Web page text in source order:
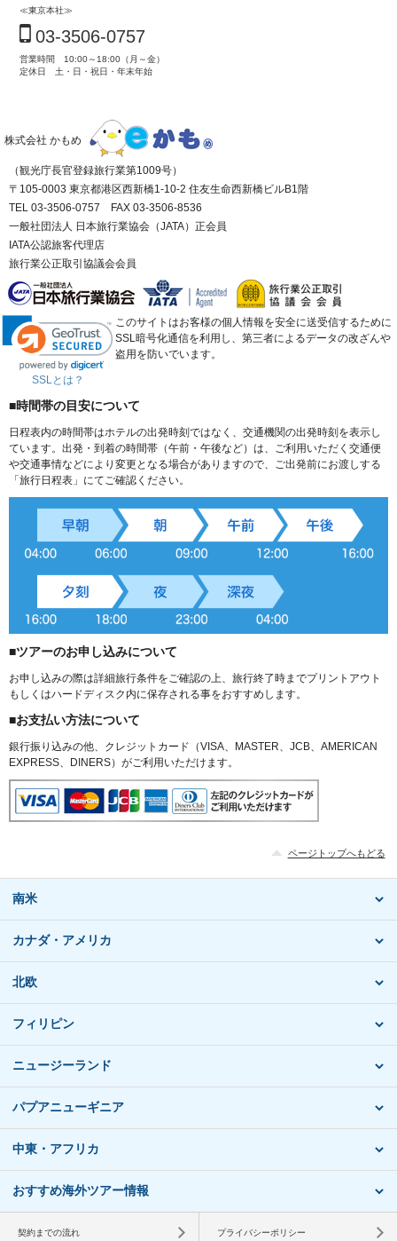
≪東京本社≫
03-3506-0757
営業時間 10:00～18:00（月～金）
定休日 土・日・祝日・年末年始
株式会社 かもめ
（観光庁長官登録旅行業第1009号）
〒105-0003 東京都港区西新橋1-10-2 住友生命西新橋ビルB1階
TEL 03-3506-0757 FAX 03-3506-8536
一般社団法人 日本旅行業協会（JATA）正会員
IATA公認旅客代理店
旅行業公正取引協議会会員
SSLとは？
このサイトはお客様の個人情報を安全に送受信するために
SSL暗号化通信を利用し、第三者によるデータの改ざんや
盗用を防いでいます。
■時間帯の目安について
日程表内の時間帯はホテルの出発時刻ではなく、交通機関の出発時刻を表示し
ています。出発・到着の時間帯（午前・午後など）は、ご利用いただく交通便
や交通事情などにより変更となる場合がありますので、ご出発前にお渡しする
「旅行日程表」にてご確認ください。
■ツアーのお申し込みについて
お申し込みの際は詳細旅行条件をご確認の上、旅行終了時までプリントアウト
もしくはハードディスク内に保存される事をおすすめします。
■お支払い方法について
銀行振り込みの他、クレジットカード（VISA、MASTER、JCB、AMERICAN
EXPRESS、DINERS）がご利用いただけます。
ページトップへもどる
南米
カナダ・アメリカ
北欧
フィリピン
ニュージーランド
パプアニューギニア
中東・アフリカ
おすすめ海外ツアー情報
契約までの流れ プライバシーポリシー